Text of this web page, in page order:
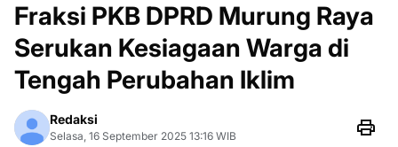
Fraksi PKB DPRD Murung Raya
Serukan Kesiagaan Warga di
Tengah Perubahan Iklim
Redaksi
Selasa, 16 September 2025 13:16 WIB